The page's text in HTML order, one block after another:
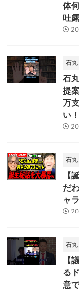
体
吐
石丸
石
提
万
い！
石丸
【
だ
ャ
石丸
【
る
意